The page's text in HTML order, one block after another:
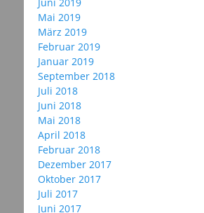
Mai 2019
März 2019
Februar 2019
Januar 2019
September 2018
Juli 2018
Juni 2018
Mai 2018
April 2018
Februar 2018
Dezember 2017
Oktober 2017
Juli 2017
Juni 2017